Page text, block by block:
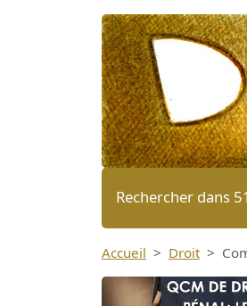
Rechercher dans
Accueil Droit